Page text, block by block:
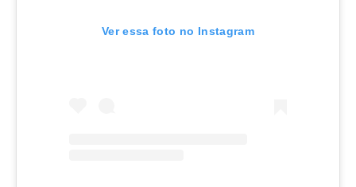
Ver essa foto no Instagram